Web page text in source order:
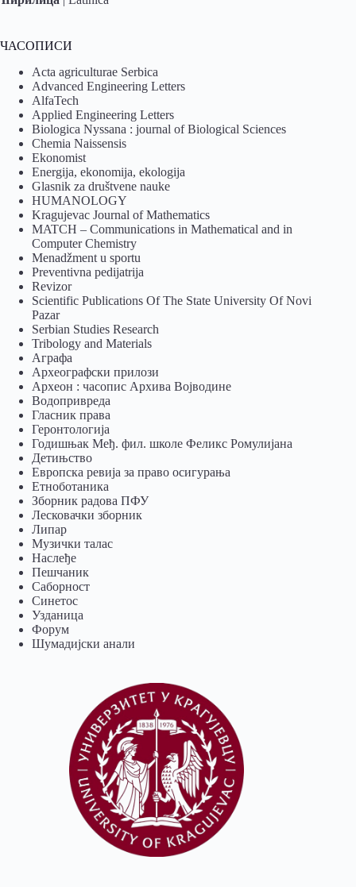
ЧАСОПИСИ
Acta agriculturae Serbica
Advanced Engineering Letters
AlfaTech
Applied Engineering Letters
Biologica Nyssana : journal of Biological Sciences
Chemia Naissensis
Ekonomist
Energija, ekonomija, ekologija
Glasnik za društvene nauke
HUMANOLOGY
Kragujevac Journal of Mathematics
MATCH – Communications in Mathematical and in
Computer Chemistry
Menadžment u sportu
Preventivna pedijatrija
Revizor
Scientific Publications Of The State University Of Novi
Pazar
Serbian Studies Research
Tribology and Materials
Аграфа
Археографски прилози
Археон : часопис Архива Војводине
Водопривреда
Гласник права
Геронтологија
Годишњак Међ. фил. школе Феликс Ромулијана
Детињство
Европска ревија за право осигурања
Eтноботаника
Зборник радова ПФУ
Лесковачки зборник
Липар
Музички талас
Наслеђе
Пешчаник
Саборност
Синетос
Узданица
Форум
Шумадијски анали